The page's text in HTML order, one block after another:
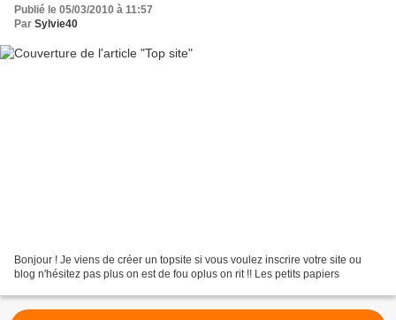
Publié le 05/03/2010 à 11:57
Par Sylvie40
Bonjour ! Je viens de créer un topsite si vous voulez inscrire votre site ou
blog n'hésitez pas plus on est de fou oplus on rit !! Les petits papiers